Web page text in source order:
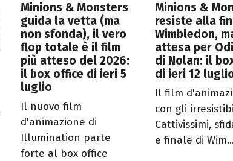
Minions & Monsters
guida la vetta (ma
non sfonda), il vero
flop totale è il film
più atteso del 2026:
il box office di ieri 5
luglio
Il nuovo film
d'animazione di
Illumination parte
forte al box office
Minions &
resiste alla
Wimbledon,
attesa per
di Nolan: il
di ieri 12
Il film
con gli
Cattivissimi,
e finale di Wim...